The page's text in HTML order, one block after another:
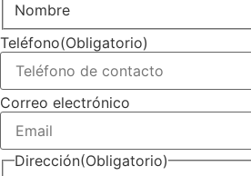
Nombre
Teléfono(Obligatorio)
Correo electrónico
Dirección(Obligatorio)